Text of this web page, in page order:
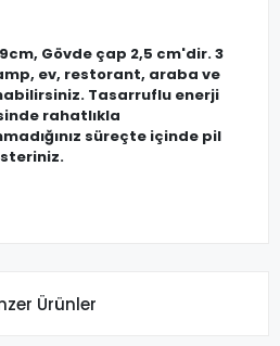
Gövde çap 2,5 cm'dir. 3
ev, restorant, araba ve
Tasarruflu enerji
rahatlıkla
süreçte içinde pil
Ürünler